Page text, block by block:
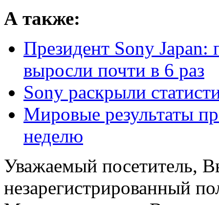
А также:
Президент Sony
выросли почти в 6 раз
Sony раскрыли
Мировые результаты
неделю
Уважаемый посетитель,
незарегистрированный